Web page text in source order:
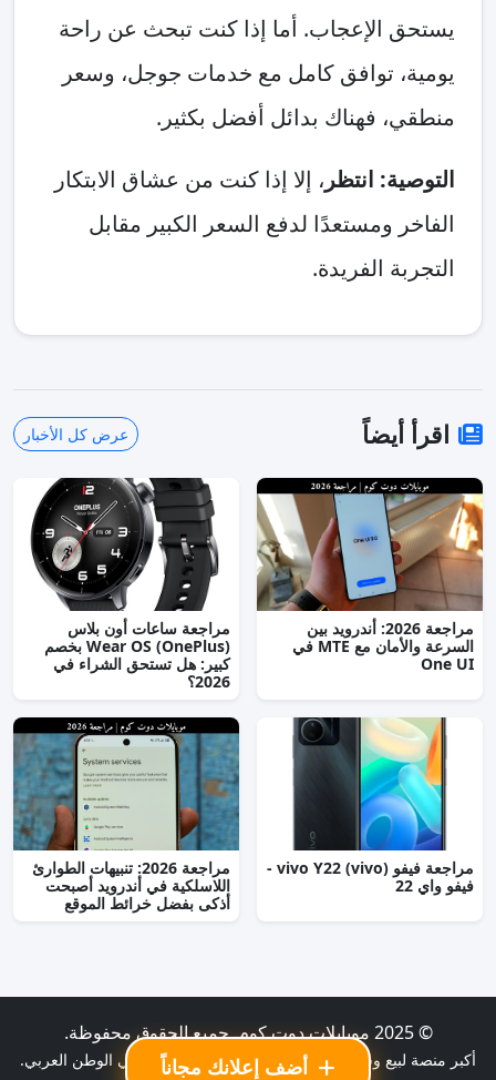
يستحق الإعجاب. أما إذا كنت تبحث عن راحة
يومية، توافق كامل مع خدمات جوجل، وسعر
منطقي، فهناك بدائل أفضل بكثير.
التوصية: انتظر ، إلا إذا كنت من عشاق الابتكار
الفاخر ومستعدًا لدفع السعر الكبير مقابل
التجربة الفريدة.
اقرأ أيضاً عرض كل الأخبار
مراجعة 2026: أندرويد بين
السرعة والأمان مع MTE في
One UI
مراجعة ساعات أون بلاس
(OnePlus) Wear OS بخصم
كبير: هل تستحق الشراء في
2026؟
مراجعة فيفو (vivo) vivo Y22 -
فيفو واي 22
مراجعة 2026: تنبيهات الطوارئ
اللاسلكية في أندرويد أصبحت
أذكى بفضل خرائط الموقع
© 2025 موبايلات دوت كوم. جميع الحقوق محفوظة.
أكبر منصة لبيع وشراء الموبايلات الجديدة والمستعملة في الوطن العربي.
أضف إعلانك مجاناً